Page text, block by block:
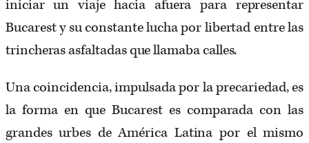
iniciar un viaje hacia afuera para representar
Bucarest y su constante lucha por libertad entre las
trincheras asfaltadas que llamaba calles.
Una coincidencia, impulsada por la precariedad, es
la forma en que Bucarest es comparada con las
grandes urbes de América Latina por el mismo